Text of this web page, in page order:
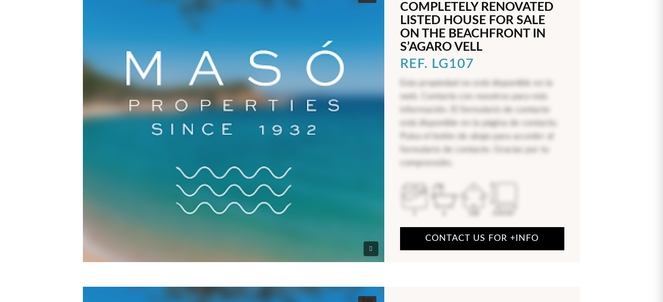
COMPLETELY RENOVATED
LISTED HOUSE FOR SALE
ON THE BEACHFRONT IN
S’AGARO VELL
REF. LG107
Esta propiedad no está disponible en la
web. Contacta con nosotros para más
información. El formulario de contacto
está disponible en la página de contacto.
Pulsa el botón de abajo para acceder al
formulario de contacto. Gracias por tu
comprensión.
CONTACT US FOR +INFO